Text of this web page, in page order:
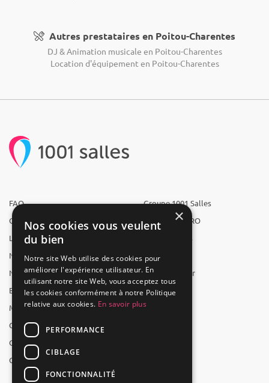
Autres prestataires en Poitou-Charentes
DJ & Animation musicale en Poitou-Charentes
Location d'équipement en Poitou-Charentes
FAQ
Qui sommes-nous ?
L'équipe
Nous recrutons
Nos partenaires
Espace presse
Mentions légales
CGV
CGU
Contact
Groupe 1001 Salles
1001 Salles PRO
1001 Traiteurs
1001 Artistes
Reserverunbar
MP2
×
Nos cookies vous veulent
du bien
Notre site Web utilise des cookies pour
améliorer l'expérience utilisateur. En
utilisant notre site Web, vous acceptez tous
les cookies conformément à notre Politique
relative aux cookies. En savoir plus
PERFORMANCE
CIBLAGE
FONCTIONNALITÉ